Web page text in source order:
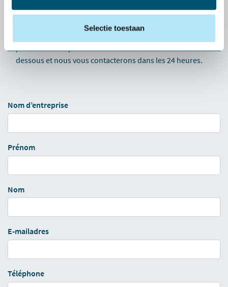
Selectie toestaan
? Appelez notre numéro de service :03 808 43 99.
problème : remplissez le formulaire de contact ci-
dessous et nous vous contacterons dans les 24 heures.
Nom d’entreprise
Prénom
Nom
E-mailadres
Téléphone